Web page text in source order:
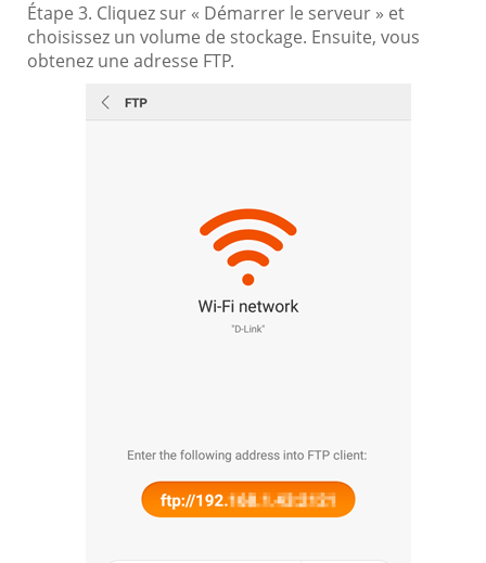
Étape 3. Cliquez sur « Démarrer le serveur » et
choisissez un volume de stockage. Ensuite, vous
obtenez une adresse FTP.